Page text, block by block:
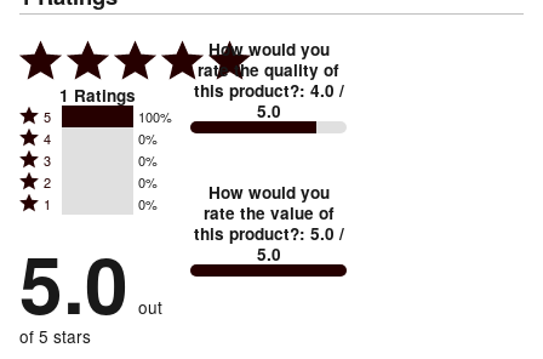
1 Ratings
Rated
5
stars
by
of
reviewers
5 100%
Rated
4
stars
by
of
reviewers
4 0%
Rated
3
stars
0%
of
reviewers
3 0%
Rated
2
by
0%
of
reviewers
2 0%
Rated
stars
by
0%
of
1 0%
5.0 out
of 5 stars
How would you
rate the quality of
this product?: 4.0 /
5.0
How would you
rate the value of
this product?: 5.0 /
5.0